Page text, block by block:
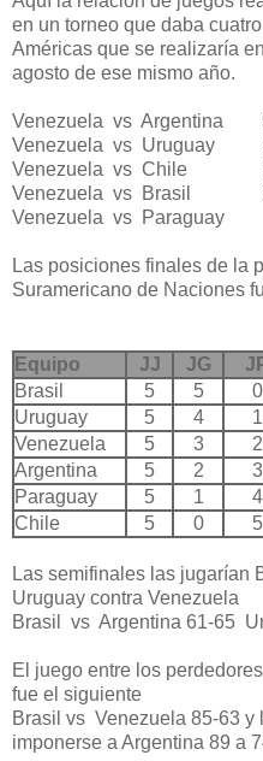
en un torneo que daba
Américas que se realizaría
agosto de ese mismo año.
Venezuela vs Argentina
Venezuela vs Uruguay
Venezuela vs Chile
Venezuela vs Brasil
Venezuela vs Paraguay
Las posiciones finales de la
Suramericano de Naciones
Equipo JJ JG
Brasil
5 5 0
Uruguay
5 4 1
Venezuela
5 3 2
Argentina
5 2 3
Paraguay
5 1 4
Chile
5 0 5
Las semifinales las jugarían
Uruguay contra Venezuela
Brasil vs Argentina 61-65
El juego entre los
fue el siguiente
Brasil vs Venezuela 85-63 y
imponerse a Argentina 89 a